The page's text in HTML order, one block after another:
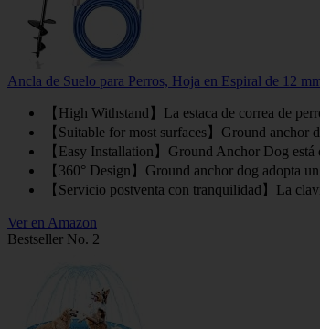
Ancla de Suelo para Perros, Hoja en Espiral de 12
【High Withstand】La estaca de correa de
【Suitable for most surfaces】Ground anchor
【Easy Installation】Ground Anchor Dog
【360° Design】Ground anchor dog adopta
【Servicio postventa con tranquilidad】La
Ver en Amazon
Bestseller No. 2